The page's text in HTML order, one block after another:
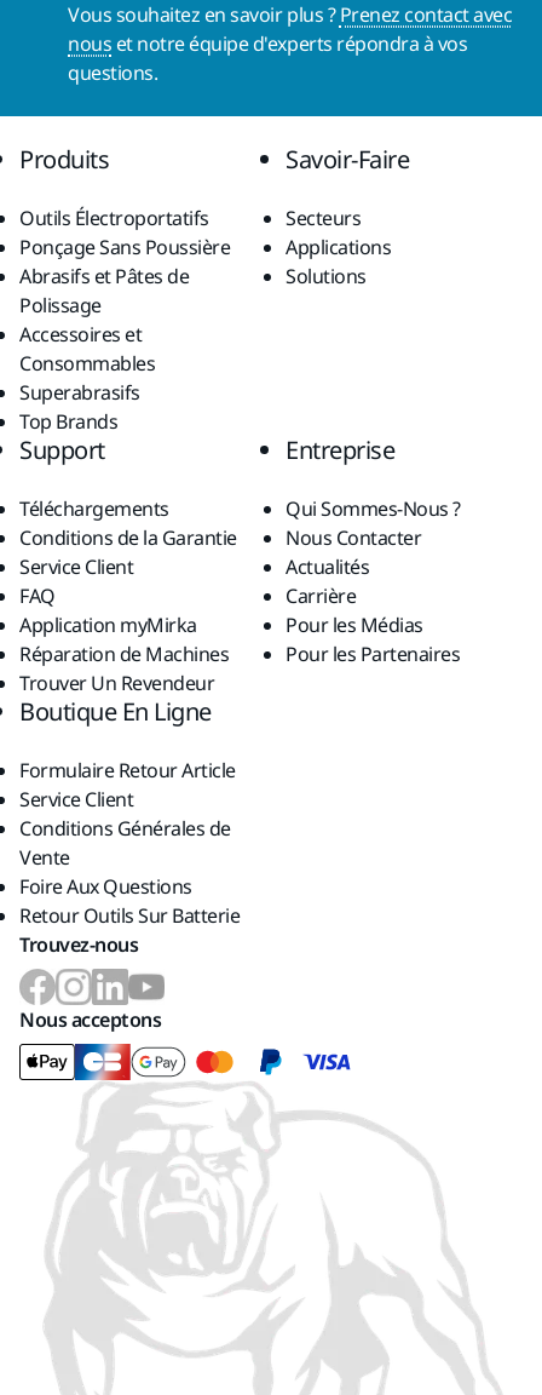
Vous souhaitez en savoir plus ?Prenez contact avec
nous et notre équipe d'experts répondra à vos
questions.
Produits
Outils Électroportatifs
Ponçage Sans Poussière
Abrasifs et Pâtes de
Polissage
Accessoires et
Consommables
Superabrasifs
Top Brands
Savoir-Faire
Secteurs
Applications
Solutions
Support
Téléchargements
Conditions de la Garantie
Service Client
FAQ
Application myMirka
Réparation de Machines
Trouver Un Revendeur
Entreprise
Qui Sommes-Nous ?
Nous Contacter
Actualités
Carrière
Pour les Médias
Pour les Partenaires
Boutique En Ligne
Formulaire Retour Article
Service Client
Conditions Générales de
Vente
Foire Aux Questions
Retour Outils Sur Batterie
Trouvez-nous
Nous acceptons